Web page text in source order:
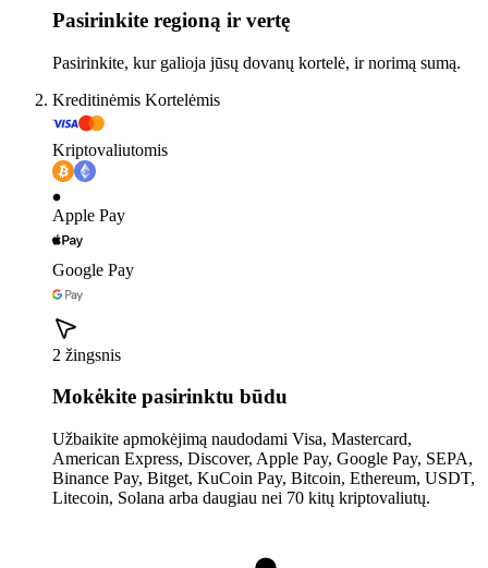
Pasirinkite regioną ir vertę
Pasirinkite, kur galioja jūsų dovanų kortelė, ir norimą sumą.
Kreditinėmis Kortelėmis
Kriptovaliutomis
Apple Pay
Google Pay
2 žingsnis
Mokėkite pasirinktu būdu
Užbaikite apmokėjimą naudodami Visa, Mastercard,
American Express, Discover, Apple Pay, Google Pay, SEPA,
Binance Pay, Bitget, KuCoin Pay, Bitcoin, Ethereum, USDT,
Litecoin, Solana arba daugiau nei 70 kitų kriptovaliutų.